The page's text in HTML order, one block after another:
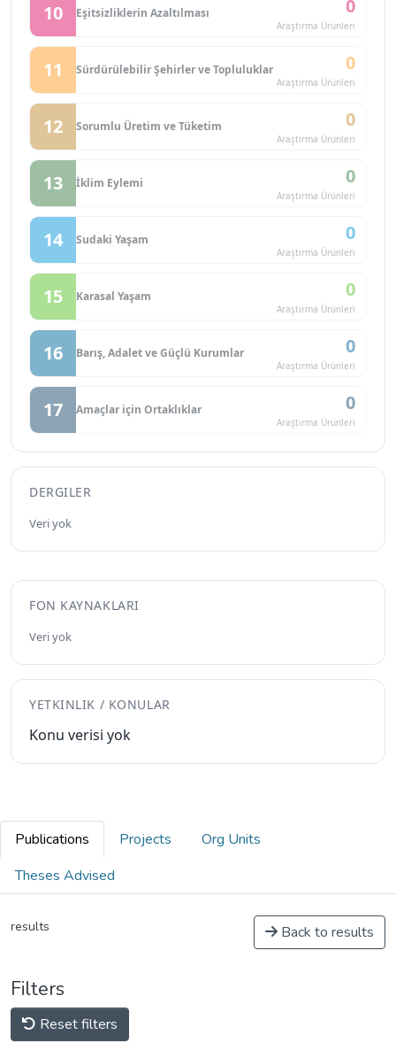
10 Eşitsizliklerin Azaltılması 0
Araştırma Ürünleri
11 Sürdürülebilir Şehirler ve Topluluklar 0
Araştırma Ürünleri
12 Sorumlu Üretim ve Tüketim 0
Araştırma Ürünleri
13 İklim Eylemi 0
Araştırma Ürünleri
14 Sudaki Yaşam 0
Araştırma Ürünleri
15 Karasal Yaşam 0
Araştırma Ürünleri
16 Barış, Adalet ve Güçlü Kurumlar 0
Araştırma Ürünleri
17 Amaçlar için Ortaklıklar 0
Araştırma Ürünleri
DERGILER
Veri yok
FON KAYNAKLARI
Veri yok
YETKINLIK / KONULAR
Konu verisi yok
Publications Projects
Org Units
Theses Advised
results Back to results
Filters
Reset filters